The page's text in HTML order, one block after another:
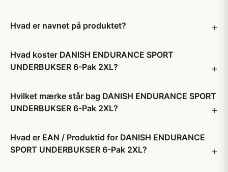
Hvad er navnet på produktet?
Hvad koster DANISH ENDURANCE SPORT
UNDERBUKSER 6-Pak 2XL?
Hvilket mærke står bag DANISH ENDURANCE SPORT
UNDERBUKSER 6-Pak 2XL?
Hvad er EAN / Produktid for DANISH ENDURANCE
SPORT UNDERBUKSER 6-Pak 2XL?